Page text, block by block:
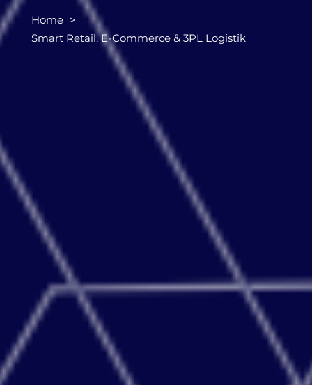
Home
Smart Retail, E-Commerce & 3PL Logistik